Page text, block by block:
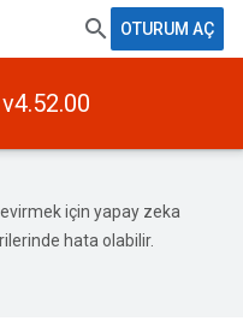
OTURUM AÇ
v4.52.00
için yapay zeka
hata olabilir.